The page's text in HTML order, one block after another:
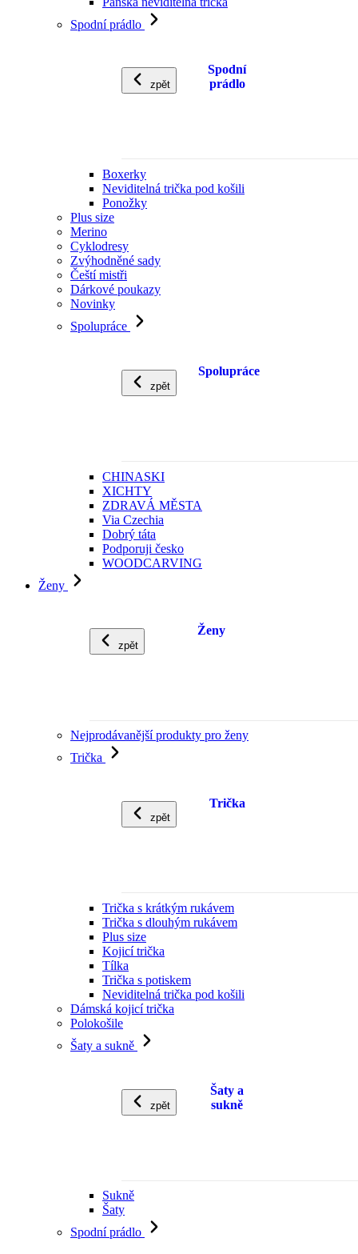
Spodní prádlo
zpět
Spodní
prádlo
Boxerky
Neviditelná trička pod košili
Ponožky
Plus size
Merino
Cyklodresy
Zvýhodněné sady
Čeští mistři
Dárkové poukazy
Novinky
Spolupráce
zpět
Spolupráce
CHINASKI
XICHTY
ZDRAVÁ MĚSTA
Via Czechia
Dobrý táta
Podporuji česko
WOODCARVING
Ženy
zpět
Ženy
Nejprodávanější produkty pro ženy
Trička
zpět
Trička
Trička s krátkým rukávem
Trička s dlouhým rukávem
Plus size
Kojicí trička
Tílka
Trička s potiskem
Neviditelná trička pod košili
Dámská kojicí trička
Polokošile
Šaty a sukně
zpět
Šaty a
sukně
Sukně
Šaty
Spodní prádlo